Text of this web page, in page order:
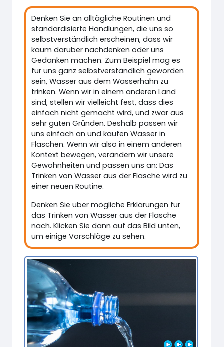
Denken Sie an alltägliche Routinen und
standardisierte Handlungen, die uns so
selbstverständlich erscheinen, dass wir
kaum darüber nachdenken oder uns
Gedanken machen. Zum Beispiel mag es
für uns ganz selbstverständlich geworden
sein, Wasser aus dem Wasserhahn zu
trinken. Wenn wir in einem anderen Land
sind, stellen wir vielleicht fest, dass dies
einfach nicht gemacht wird, und zwar aus
sehr guten Gründen. Deshalb passen wir
uns einfach an und kaufen Wasser in
Flaschen. Wenn wir also in einem anderen
Kontext bewegen, verändern wir unsere
Gewohnheiten und passen uns an: Das
Trinken von Wasser aus der Flasche wird zu
einer neuen Routine.
Denken Sie über mögliche Erklärungen für
das Trinken von Wasser aus der Flasche
nach. Klicken Sie dann auf das Bild unten,
um einige Vorschläge zu sehen.